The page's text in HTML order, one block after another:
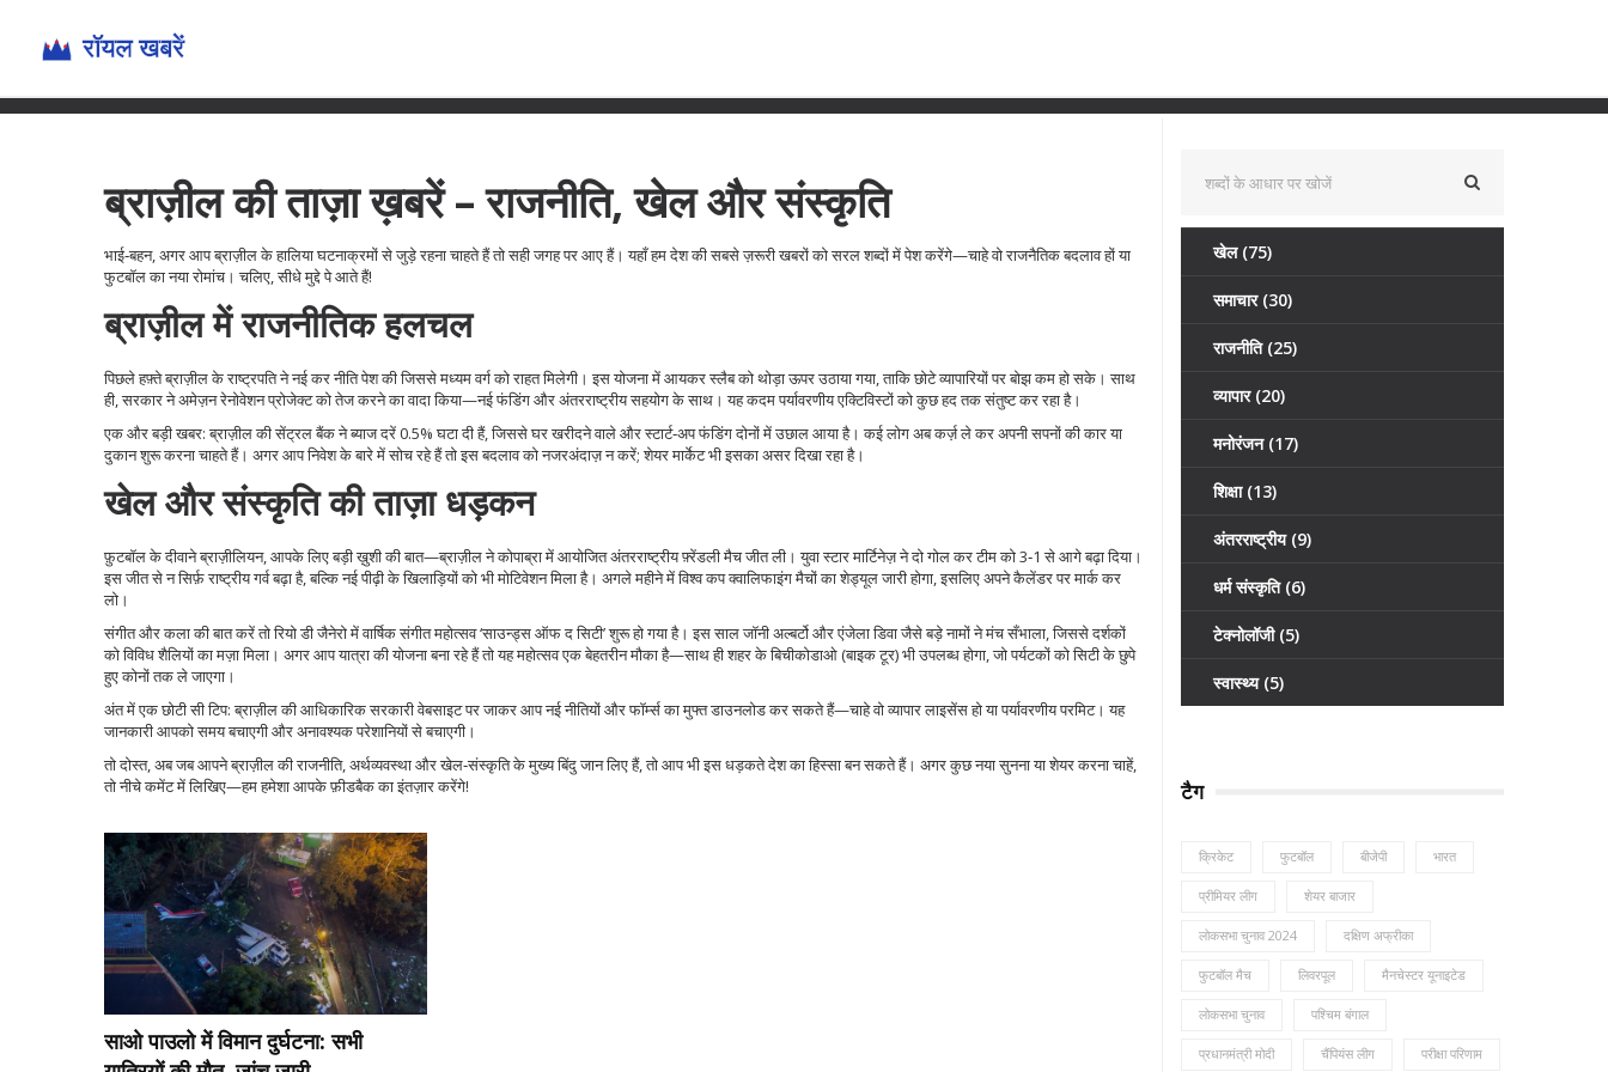
ब्राज़ील की ताज़ा ख़बरें – राजनीति, खेल और संस्कृति
भाई‑बहन, अगर आप ब्राज़ील के हालिया घटनाक्रमों से जुड़े रहना चाहते हैं तो सही जगह पर आए हैं। यहाँ हम देश की सबसे ज़रूरी खबरों को सरल शब्दों में पेश करेंगे—चाहे वो राजनैतिक बदलाव हों या
फुटबॉल का नया रोमांच। चलिए, सीधे मुद्दे पे आते हैं!
ब्राज़ील में राजनीतिक हलचल
पिछले हफ़्ते ब्राज़ील के राष्ट्रपति ने नई कर नीति पेश की जिससे मध्यम वर्ग को राहत मिलेगी। इस योजना में आयकर स्लैब को थोड़ा ऊपर उठाया गया, ताकि छोटे व्यापारियों पर बोझ कम हो सके। साथ
ही, सरकार ने अमेज़न रेनोवेशन प्रोजेक्ट को तेज करने का वादा किया—नई फंडिंग और अंतरराष्ट्रीय सहयोग के साथ। यह कदम पर्यावरणीय एक्टिविस्टों को कुछ हद तक संतुष्ट कर रहा है।
एक और बड़ी खबर: ब्राज़ील की सेंट्रल बैंक ने ब्याज दरें 0.5% घटा दी हैं, जिससे घर खरीदने वाले और स्टार्ट‑अप फंडिंग दोनों में उछाल आया है। कई लोग अब कर्ज़ ले कर अपनी सपनों की कार या
दुकान शुरू करना चाहते हैं। अगर आप निवेश के बारे में सोच रहे हैं तो इस बदलाव को नजरअंदाज़ न करें; शेयर मार्केट भी इसका असर दिखा रहा है।
खेल और संस्कृति की ताज़ा धड़कन
फ़ुटबॉल के दीवाने ब्राज़ीलियन, आपके लिए बड़ी ख़ुशी की बात—ब्राज़ील ने कोपाब्रा में आयोजित अंतरराष्ट्रीय फ़्रेंडली मैच जीत ली। युवा स्टार मार्टिनेज़ ने दो गोल कर टीम को 3‑1 से आगे बढ़ा दिया।
इस जीत से न सिर्फ़ राष्ट्रीय गर्व बढ़ा है, बल्कि नई पीढ़ी के खिलाड़ियों को भी मोटिवेशन मिला है। अगले महीने में विश्व कप क्वालिफाइंग मैचों का शेड्यूल जारी होगा, इसलिए अपने कैलेंडर पर मार्क कर
लो।
संगीत और कला की बात करें तो रियो डी जैनेरो में वार्षिक संगीत महोत्सव ‘साउन्ड्स ऑफ द सिटी’ शुरू हो गया है। इस साल जॉनी अल्बर्टो और एंजेला डिवा जैसे बड़े नामों ने मंच सँभाला, जिससे दर्शकों
को विविध शैलियों का मज़ा मिला। अगर आप यात्रा की योजना बना रहे हैं तो यह महोत्सव एक बेहतरीन मौका है—साथ ही शहर के बिचीकोडाओ (बाइक टूर) भी उपलब्ध होगा, जो पर्यटकों को सिटी के छुपे
हुए कोनों तक ले जाएगा।
अंत में एक छोटी सी टिप: ब्राज़ील की आधिकारिक सरकारी वेबसाइट पर जाकर आप नई नीतियों और फॉर्म्स का मुफ्त डाउनलोड कर सकते हैं—चाहे वो व्यापार लाइसेंस हो या पर्यावरणीय परमिट। यह
जानकारी आपको समय बचाएगी और अनावश्यक परेशानियों से बचाएगी।
तो दोस्त, अब जब आपने ब्राज़ील की राजनीति, अर्थव्यवस्था और खेल‑संस्कृति के मुख्य बिंदु जान लिए हैं, तो आप भी इस धड़कते देश का हिस्सा बन सकते हैं। अगर कुछ नया सुनना या शेयर करना चाहें,
तो नीचे कमेंट में लिखिए—हम हमेशा आपके फ़ीडबैक का इंतज़ार करेंगे!
साओ पाउलो में विमान दुर्घटना: सभी
खेल (75)
समाचार (30)
राजनीति (25)
व्यापार (20)
मनोरंजन (17)
शिक्षा (13)
अंतरराष्ट्रीय (9)
धर्म संस्कृति (6)
टेक्नोलॉजी (5)
स्वास्थ्य (5)
टैग
क्रिकेट फुटबॉल बीजेपी भारत
प्रीमियर लीग शेयर बाजार
लोकसभा चुनाव 2024 दक्षिण अफ्रीका
फुटबॉल मैच लिवरपूल मैनचेस्टर यूनाइटेड
लोकसभा चुनाव पश्चिम बंगाल
प्रधानमंत्री मोदी चैंपियंस लीग परीक्षा परिणाम